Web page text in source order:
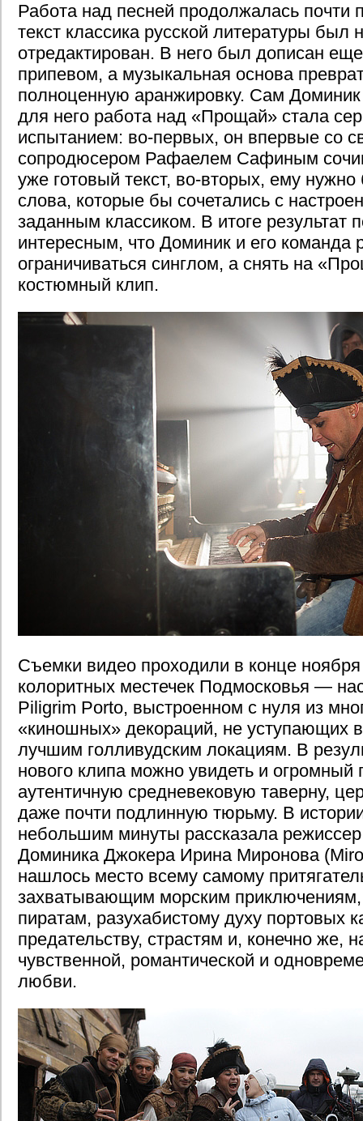
Работа над песней продолжалась почти
текст классика русской литературы был
отредактирован. В него был дописан
припевом, а музыкальная основа
полноценную аранжировку. Сам Доминик
для него работа над «Прощай» стала
испытанием: во-первых, он впервые со
сопродюсером Рафаелем Сафиным
уже готовый текст, во-вторых, ему
слова, которые бы сочетались с
заданным классиком. В итоге результат
интересным, что Доминик и его команда
ограничиваться синглом, а снять на
костюмный клип.
Съемки видео проходили в конце
колоритных местечек Подмосковья —
Piligrim Porto, выстроенном с нуля из
«киношных» декораций, не уступающих
лучшим голливудским локациям. В
нового клипа можно увидеть и огромный
аутентичную средневековую таверну,
даже почти подлинную тюрьму. В
небольшим минуты рассказала
Доминика Джокера Ирина Миронова
нашлось место всему самому
захватывающим морским
пиратам, разухабистому духу портовых
предательству, страстям и, конечно же,
чувственной, романтической и
любви.